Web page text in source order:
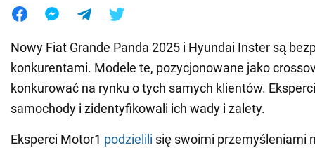
Nowy Fiat Grande Panda 2025 i Hyundai Inster są
konkurentami. Modele te, pozycjonowane jako
konkurować na rynku o tych samych klientów.
samochody i zidentyfikowali ich wady i zalety.
Eksperci Motor1 podzielili się swoimi przemyśleniami